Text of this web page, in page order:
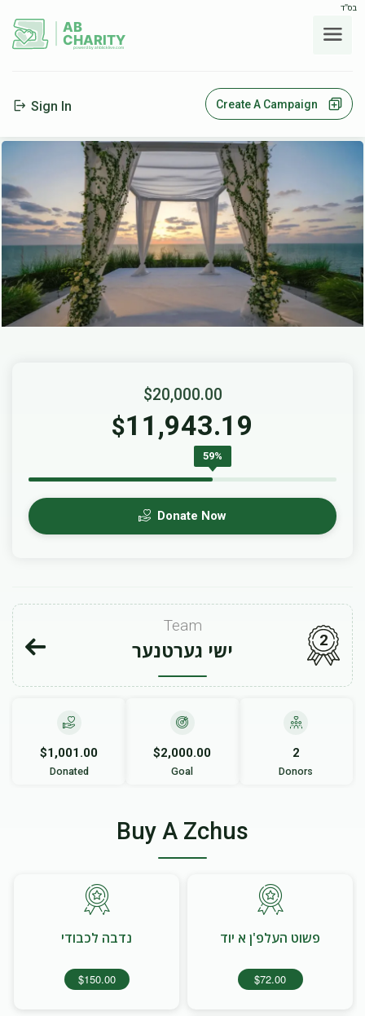
בס"ד
AB
CHARITY
powerd by ahblicklive.com
Sign In Create A Campaign
$20,000.00
$11,943.19
59%
Donate Now
Team
ישי גערטנער 2
$1,001.00
Donated
$2,000.00
Goal
2
Donors
Buy A Zchus
פשוט העלפ'ן א יוד
$72.00
נדבה לכבודי
$150.00